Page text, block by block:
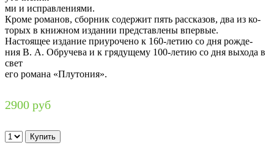
ми и исправлениями.
Кроме романов, сборник содержит пять рассказов, два из ко-
торых в книжном издании представлены впервые.
Настоящее издание приурочено к 160-летию со дня рожде-
ния В. А. Обручева и к грядущему 100-летию со дня выхода в
свет
его романа «Плутония».
2900 руб